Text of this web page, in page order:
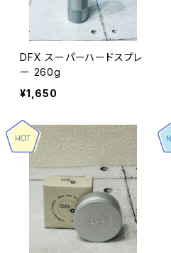
DFX スーパーハードスプレ
ー 260g
¥1,650